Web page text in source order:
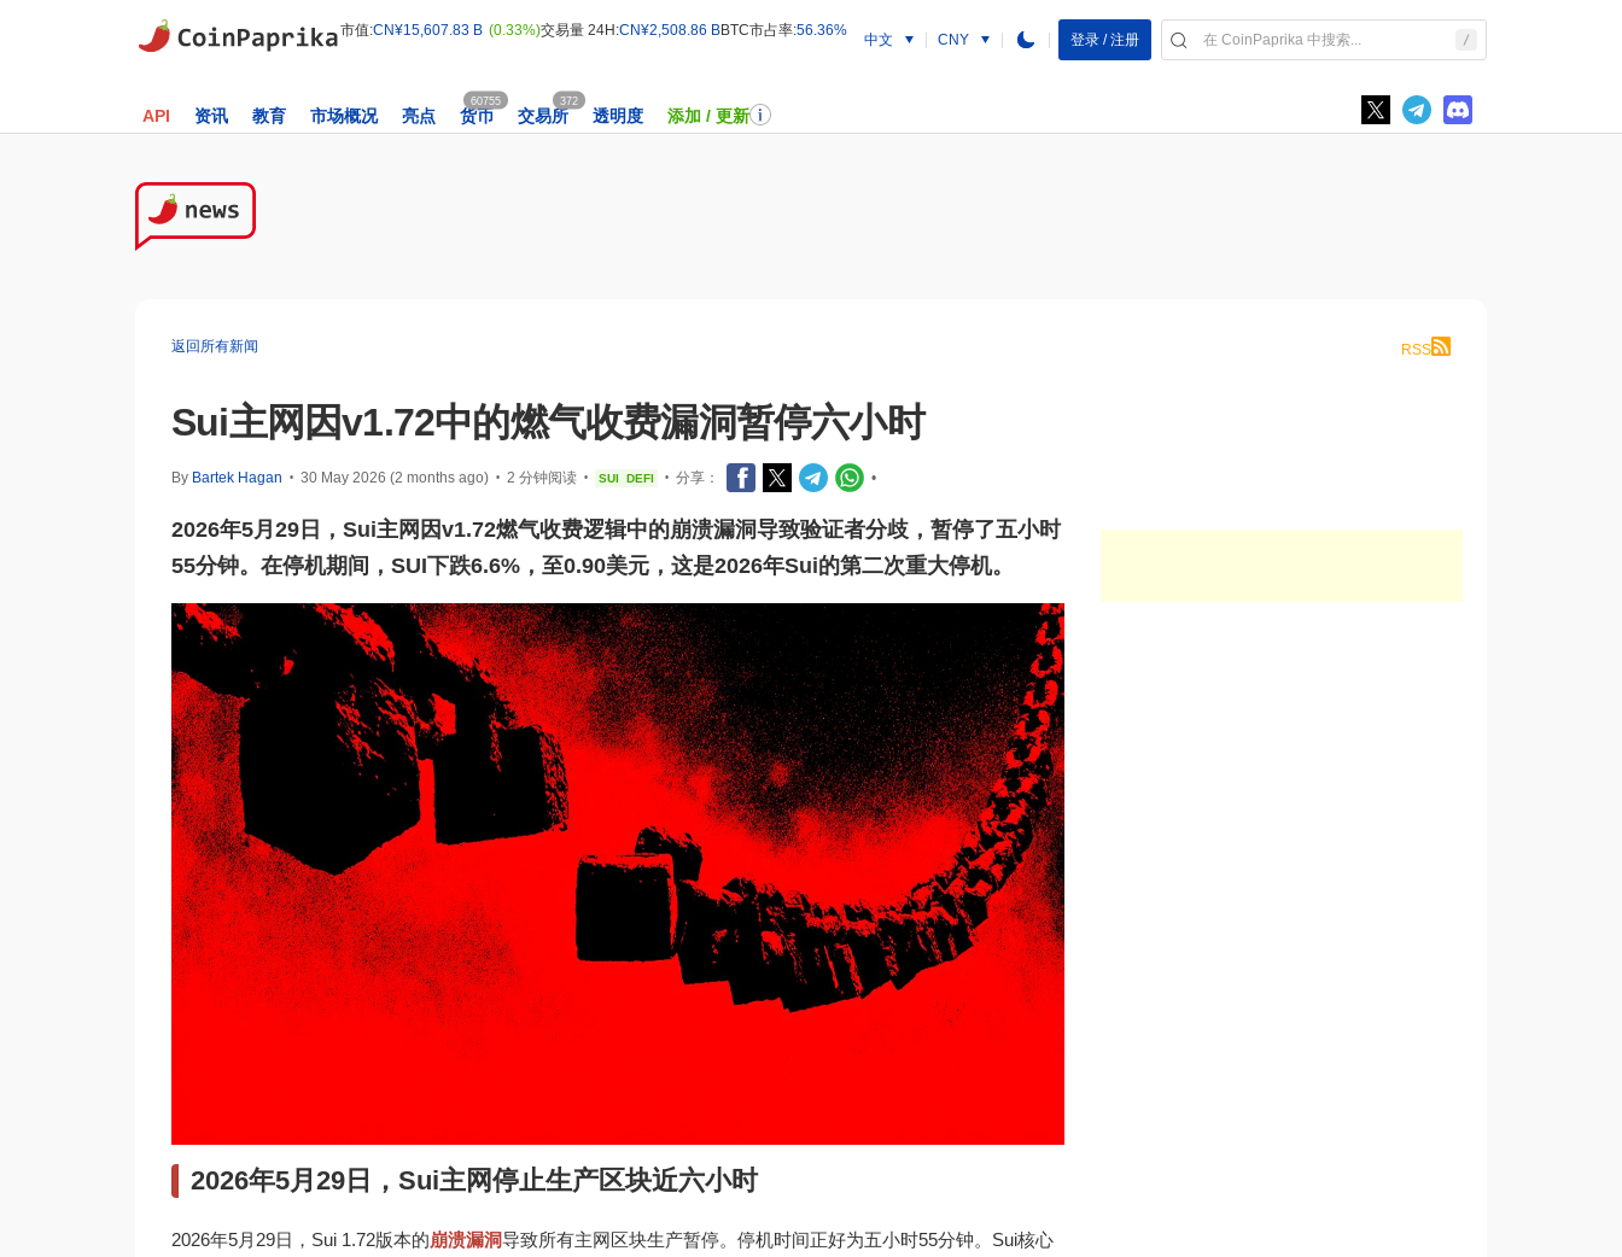
市值:CN¥15,607.83 B (0.33%)交易量 24H:CN¥2,508.86 BBTC市占率:56.36%
中文 CNY 登录 / 注册
API 资讯 教育 市场概况 亮点 货币
60755
交易所
372
透明度 添加 / 更新
返回所有新闻 RSS
Sui主网因v1.72中的燃气收费漏洞暂停六小时
By Bartek Hagan • 30 May 2026 (2 months ago) • 2 分钟阅读 • SUI DEFI • 分享： •
2026年5月29日，Sui主网因v1.72燃气收费逻辑中的崩溃漏洞导致验证者分歧，暂停了五小时
55分钟。在停机期间，SUI下跌6.6%，至0.90美元，这是2026年Sui的第二次重大停机。
2026年5月29日，Sui主网停止生产区块近六小时
2026年5月29日，Sui 1.72版本的崩溃漏洞导致所有主网区块生产暂停。停机时间正好为五小时55分钟。Sui核心